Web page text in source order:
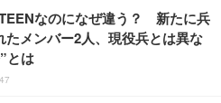
なのになぜ違う？ 新たに兵
たメンバー2人、現役兵とは異な
とは